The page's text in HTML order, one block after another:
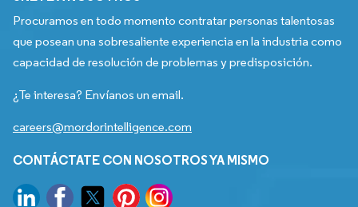
Procuramos en todo momento contratar personas talentosas
que posean una sobresaliente experiencia en la industria como
capacidad de resolución de problemas y predisposición.
¿Te interesa? Envíanos un email.
careers@mordorintelligence.com
CONTÁCTATE CON NOSOTROS YA MISMO